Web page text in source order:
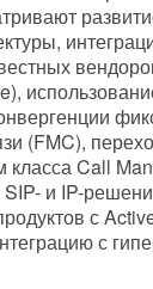
(FMC),
класса Call
SIP- и IP-
с
с